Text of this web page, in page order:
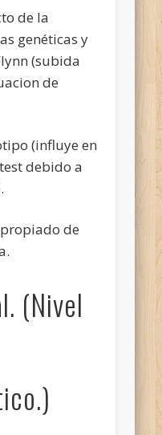
de la
genéticas y
(subida
de
(influye en
debido a
de
(Nivel